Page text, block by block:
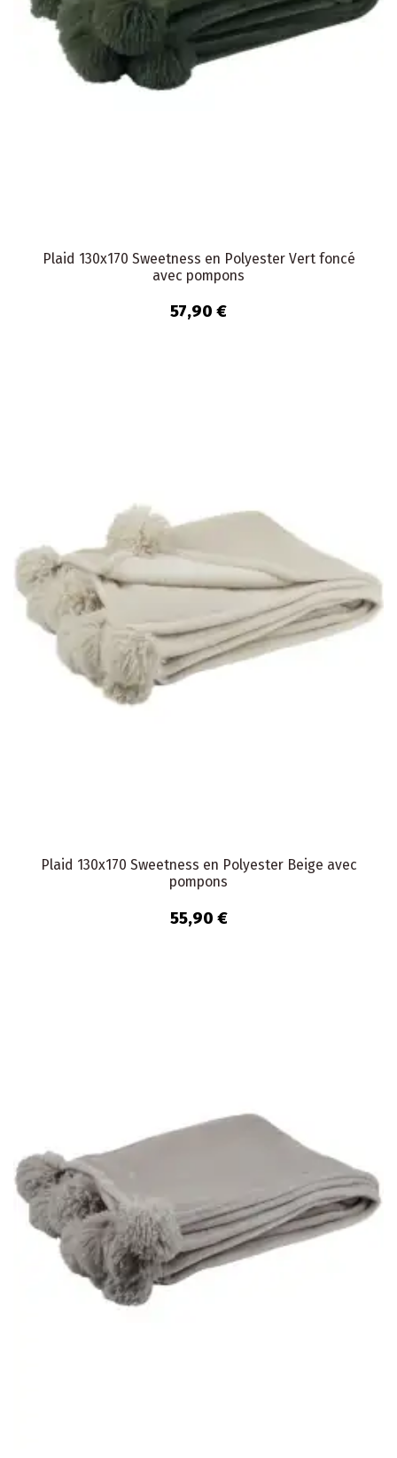
Plaid 130x170 Sweetness en Polyester Vert foncé
avec pompons
57,90 €
Plaid 130x170 Sweetness en Polyester Beige avec
pompons
55,90 €